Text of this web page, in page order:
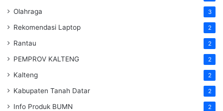
Olahraga 3
Rekomendasi Laptop 2
Rantau 2
PEMPROV KALTENG 2
Kalteng 2
Kabupaten Tanah Datar 2
Info Produk BUMN 2